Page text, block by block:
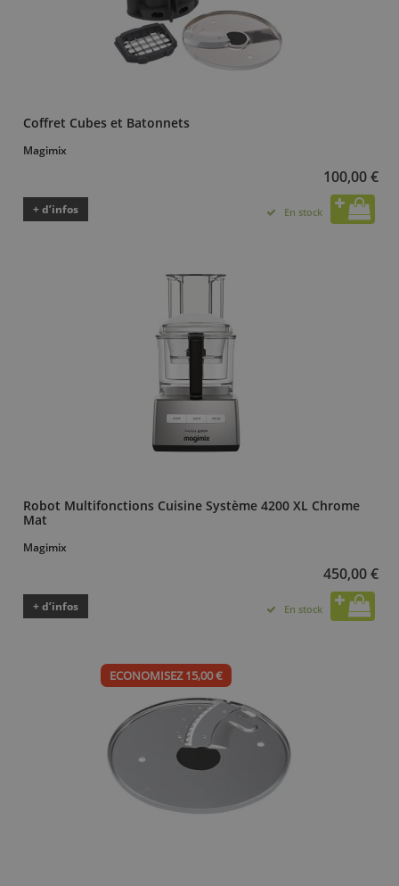
Coffret Cubes et Batonnets
Magimix
100,00 €
+ d’infos En stock
Robot Multifonctions Cuisine Système 4200 XL Chrome
Mat
Magimix
450,00 €
+ d’infos En stock
ECONOMISEZ 15,00 €